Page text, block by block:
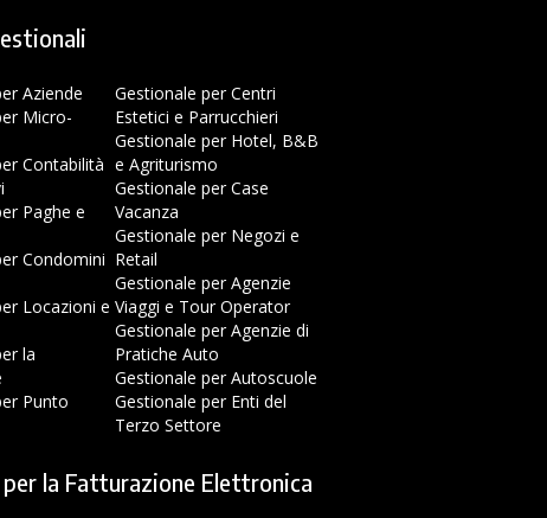
Aziende
Micro-
Contabilità
Paghe e
Condomini
Locazioni e
la
Punto
Gestionale per Centri
Estetici e Parrucchieri
Gestionale per Hotel, B&B
e Agriturismo
Gestionale per Case
Vacanza
Gestionale per Negozi e
Retail
Gestionale per Agenzie
Viaggi e Tour Operator
Gestionale per Agenzie di
Pratiche Auto
Gestionale per Autoscuole
Gestionale per Enti del
Terzo Settore
la Fatturazione Elettronica